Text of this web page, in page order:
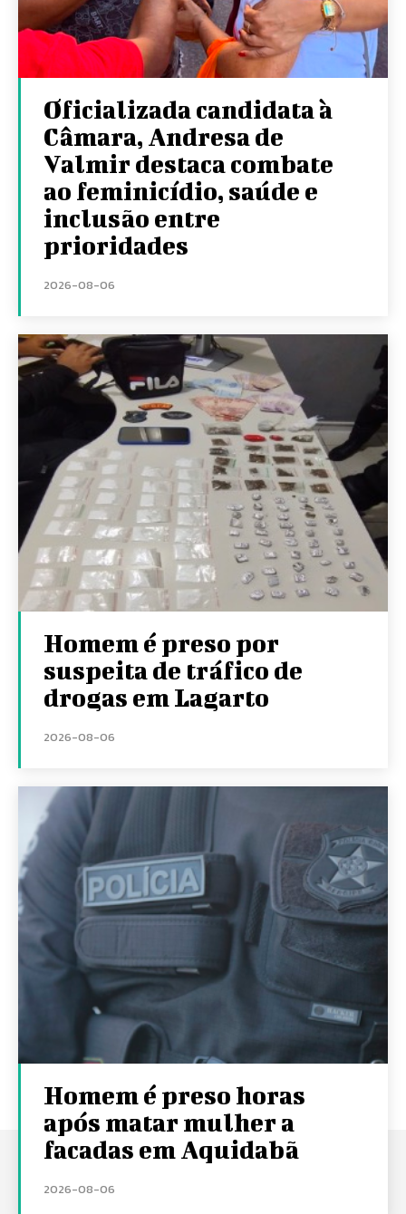
Oficializada candidata à
Câmara, Andresa de
Valmir destaca combate
ao feminicídio, saúde e
inclusão entre
prioridades
2026-08-06
Homem é preso por
suspeita de tráfico de
drogas em Lagarto
2026-08-06
Homem é preso horas
após matar mulher a
facadas em Aquidabã
2026-08-06